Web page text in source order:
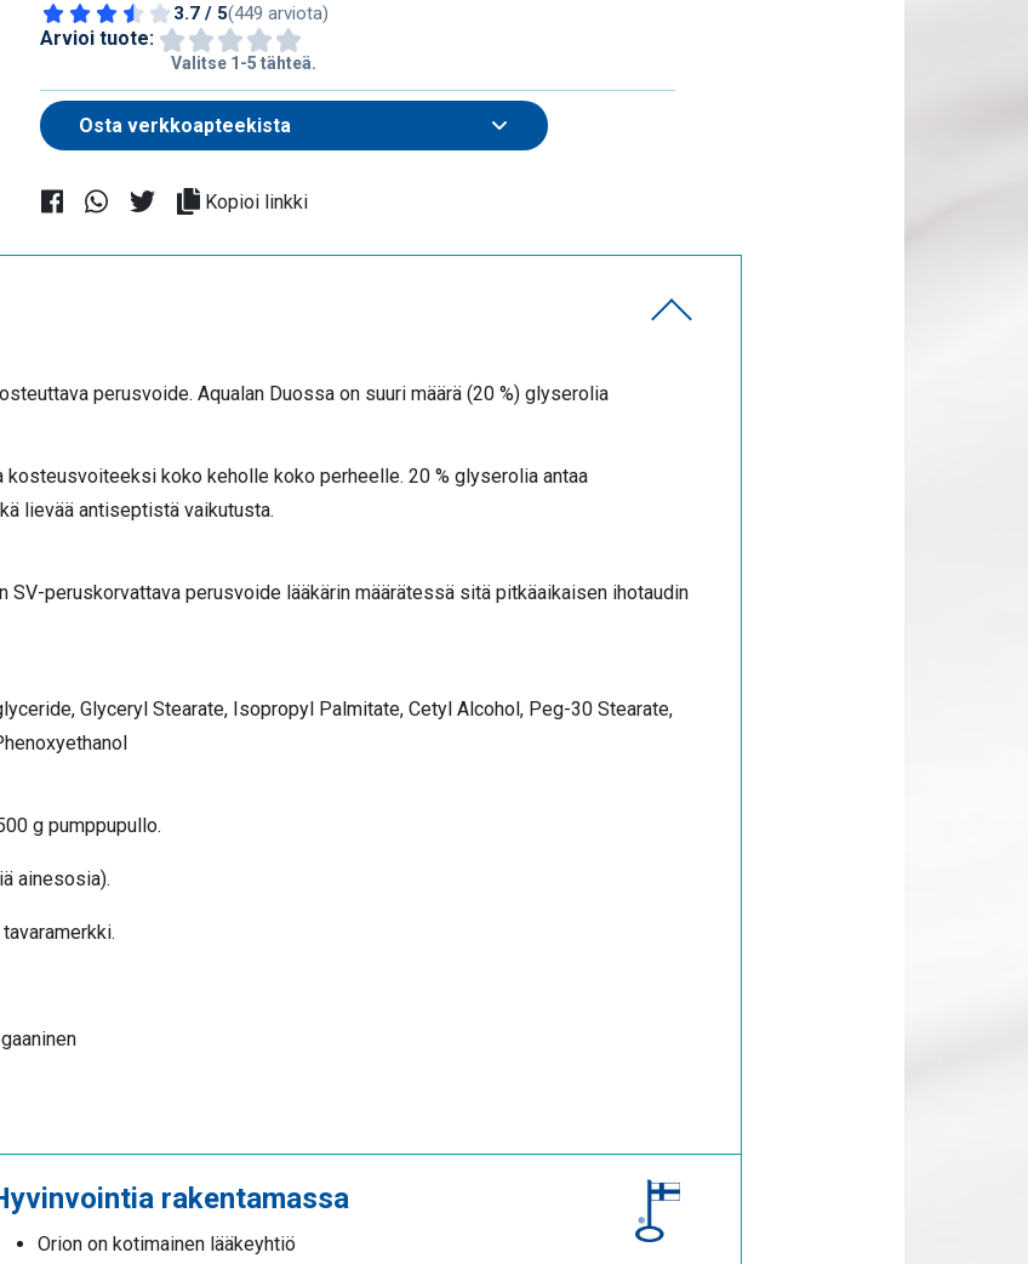
3.7 / 5(449 arviota)
Arvioi tuote:
Valitse 1-5 tähteä.
Kopioi linkki
perusvoide. Aqualan Duossa on suuri määrä (20 %) glyserolia
kosteusvoiteeksi koko keholle koko perheelle. 20 % glyserolia antaa
lievää antiseptistä vaikutusta.
SV-peruskorvattava perusvoide lääkärin määrätessä sitä pitkäaikaisen ihotaudin
Glyceryl Stearate, Isopropyl Palmitate, Cetyl Alcohol, Peg-30 Stearate,
g pumppupullo.
ainesosia).
rakentamassa
Orion on kotimainen lääkeyhtiö